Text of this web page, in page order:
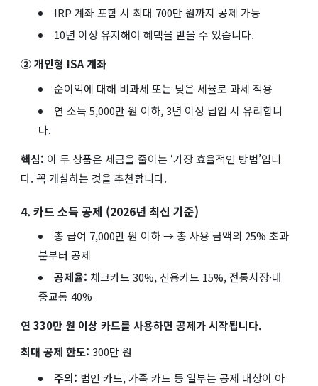
IRP 계좌 포함 시 최대 700만 원까지 공제 가능
10년 이상 유지해야 혜택을 받을 수 있습니다.
② 개인형 ISA 계좌
순이익에 대해 비과세 또는 낮은 세율로 과세 적용
연 소득 5,000만 원 이하, 3년 이상 납입 시 유리합니
다.
핵심: 이 두 상품은 세금을 줄이는 ‘가장 효율적인 방법’입니
다. 꼭 개설하는 것을 추천합니다.
4. 카드 소득 공제 (2026년 최신 기준)
총 급여 7,000만 원 이하 → 총 사용 금액의 25% 초과
분부터 공제
공제율: 체크카드 30%, 신용카드 15%, 전통시장·대
중교통 40%
연 330만 원 이상 카드를 사용하면 공제가 시작됩니다.
최대 공제 한도: 300만 원
주의: 법인 카드, 가족 카드 등 일부는 공제 대상이 아